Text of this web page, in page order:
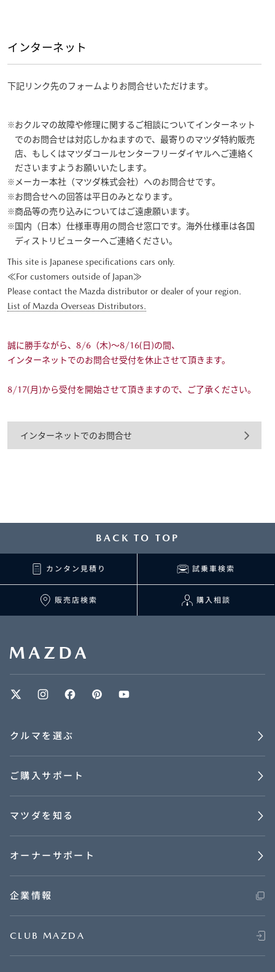
インターネット
下記リンク先のフォームよりお問合せいただけます。
おクルマの故障や修理に関するご相談についてインターネット
でのお問合せは対応しかねますので、最寄りのマツダ特約販売
店、もしくはマツダコールセンターフリーダイヤルへご連絡く
ださいますようお願いいたします。
メーカー本社（マツダ株式会社）へのお問合せです。
お問合せへの回答は平日のみとなります。
商品等の売り込みについてはご遠慮願います。
国内（日本）仕様車専用の問合せ窓口です。海外仕様車は各国
ディストリビューターへご連絡ください。
This site is Japanese specifications cars only.
≪For customers outside of Japan≫
Please contact the Mazda distributor or dealer of your region.
List of Mazda Overseas Distributors.
誠に勝手ながら、8/6（木)～8/16(日)の間、
インターネットでのお問合せ受付を休止させて頂きます。
8/17(月)から受付を開始させて頂きますので、ご了承ください。
インターネットでのお問合せ
BACK TO TOP
カンタン見積り 試乗車検索
販売店検索 購入相談
クルマを選ぶ
ご購入サポート
マツダを知る
オーナーサポート
企業情報
CLUB MAZDA